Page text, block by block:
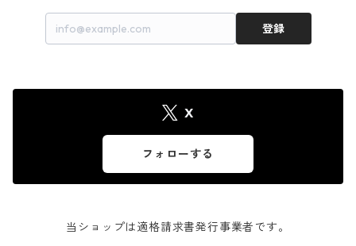
登録
X
フォローする
当ショップは適格請求書発行事業者です。